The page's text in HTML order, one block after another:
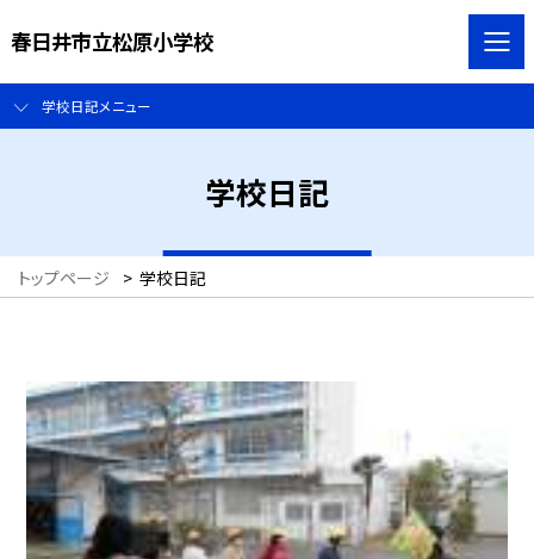
春日井市立松原小学校
学校日記メニュー
学校日記
トップページ > 学校日記